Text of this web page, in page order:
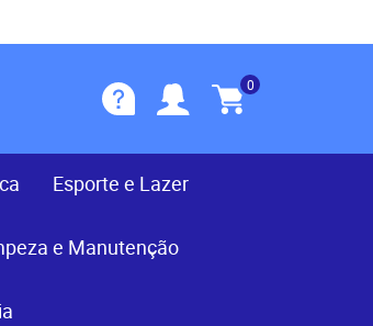
0
Esporte e Lazer
e Manutenção